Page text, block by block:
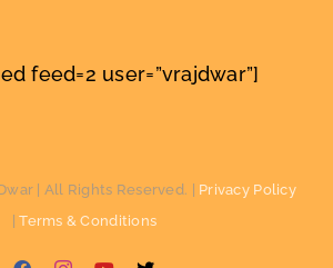
feed=2 user=”vrajdwar”]
| All Rights Reserved. | Privacy Policy
|Terms & Conditions